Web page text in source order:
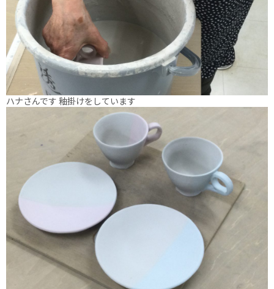
ハナさんです 釉掛けをしています